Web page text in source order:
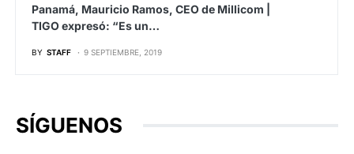
Panamá, Mauricio Ramos, CEO de Millicom |
TIGO expresó: “Es un…
BY STAFF 9 SEPTIEMBRE, 2019
SÍGUENOS